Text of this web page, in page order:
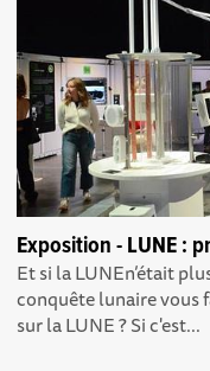
Exposition - LUNE :
Et si la LUNEn’était
conquête lunaire vous
sur la LUNE ? Si c'est...